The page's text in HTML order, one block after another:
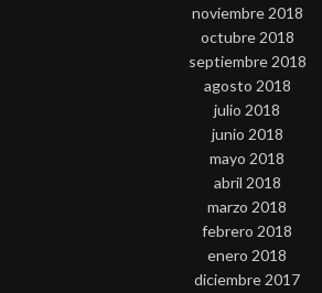
noviembre 2018
octubre 2018
septiembre 2018
agosto 2018
julio 2018
junio 2018
mayo 2018
abril 2018
marzo 2018
febrero 2018
enero 2018
diciembre 2017